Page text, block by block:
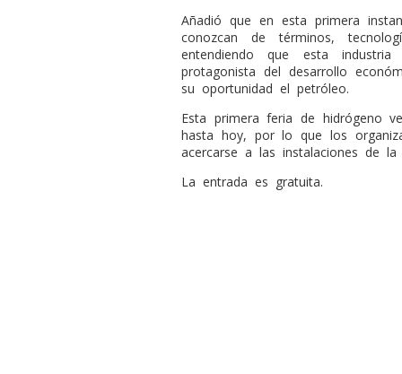
Añadió que en esta primera
conozcan de términos,
entendiendo que esta
protagonista del desarrollo
su oportunidad el petróleo.
Esta primera feria de hidrógeno
hasta hoy, por lo que los
acercarse a las instalaciones de
La entrada es gratuita.